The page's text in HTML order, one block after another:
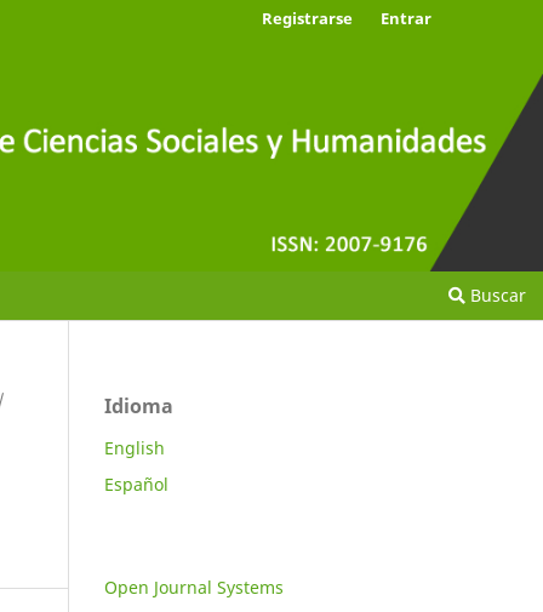
Buscar
Registrarse Entrar
/
Idioma
English
Español
Open Journal Systems